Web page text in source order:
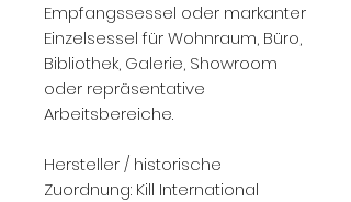
Empfangssessel oder markanter
Einzelsessel für Wohnraum, Büro,
Bibliothek, Galerie, Showroom
oder repräsentative
Arbeitsbereiche.
Hersteller / historische
Zuordnung: Kill International